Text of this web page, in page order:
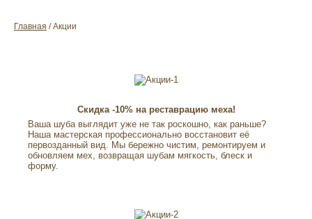
Главная Акции
Скидка -10% на реставрацию меха!
Ваша шуба выглядит уже не так роскошно, как раньше?
Наша мастерская профессионально восстановит её
первозданный вид. Мы бережно чистим, ремонтируем и
обновляем мех, возвращая шубам мягкость, блеск и
форму.